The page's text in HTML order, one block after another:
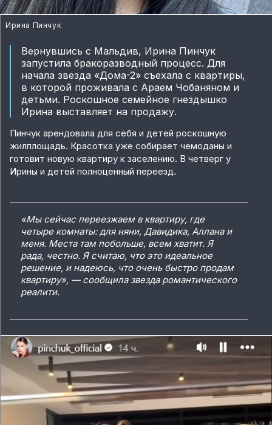
Ирина Пинчук
Вернувшись с Мальдив, Ирина Пинчук
запустила бракоразводный процесс. Для
начала звезда «Дома-2» съехала с квартиры,
в которой проживала с Араем Чобаняном и
детьми. Роскошное семейное гнездышко
Ирина выставляет на продажу.
Пинчук арендовала для себя и детей роскошную
жилплощадь. Красотка уже собирает чемоданы и
готовит новую квартиру к заселению. В четверг у
Ирины и детей полноценный переезд.
«Мы сейчас переезжаем в квартиру, где
четыре комнаты: для няни, Давидика, Аллана и
меня. Места там побольше, всем хватит. Я
рада, честно. Я считаю, что это идеальное
решение, и надеюсь, что очень быстро продам
квартиру», — сообщила звезда романтического
реалити.